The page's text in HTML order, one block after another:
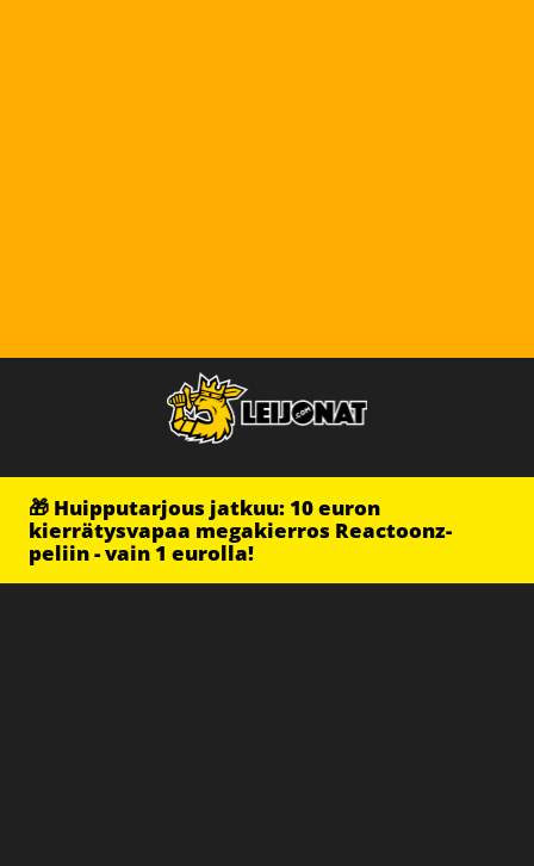
🎁 Huipputarjous jatkuu: 10 euron
kierrätysvapaa megakierros Reactoonz-
peliin - vain 1 eurolla!